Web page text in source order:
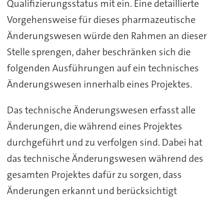
Qualifizierungsstatus mit ein. Eine detaillierte
Vorgehensweise für dieses pharmazeutische
Änderungswesen würde den Rahmen an dieser
Stelle sprengen, daher beschränken sich die
folgenden Ausführungen auf ein technisches
Änderungswesen innerhalb eines Projektes.
Das technische Änderungswesen erfasst alle
Änderungen, die während eines Projektes
durchgeführt und zu verfolgen sind. Dabei hat
das technische Änderungswesen während des
gesamten Projektes dafür zu sorgen, dass
Änderungen erkannt und berücksichtigt